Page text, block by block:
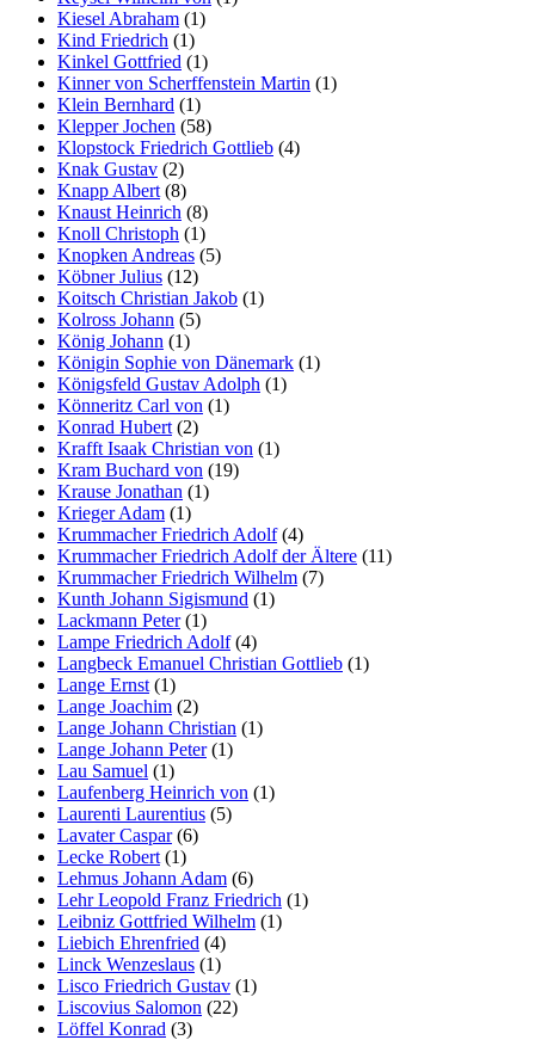
Kiesel Abraham (1)
Kind Friedrich (1)
Kinkel Gottfried (1)
Kinner von Scherffenstein Martin (1)
Klein Bernhard (1)
Klepper Jochen (58)
Klopstock Friedrich Gottlieb (4)
Knak Gustav (2)
Knapp Albert (8)
Knaust Heinrich (8)
Knoll Christoph (1)
Knopken Andreas (5)
Köbner Julius (12)
Koitsch Christian Jakob (1)
Kolross Johann (5)
König Johann (1)
Königin Sophie von Dänemark (1)
Königsfeld Gustav Adolph (1)
Könneritz Carl von (1)
Konrad Hubert (2)
Krafft Isaak Christian von (1)
Kram Buchard von (19)
Krause Jonathan (1)
Krieger Adam (1)
Krummacher Friedrich Adolf(4)
Krummacher Friedrich Adolf der Ältere (11)
Krummacher Friedrich Wilhelm (7)
Kunth Johann Sigismund (1)
Lackmann Peter(1)
Lampe Friedrich Adolf(4)
Langbeck Emanuel Christian Gottlieb (1)
Lange Ernst (1)
Lange Joachim (2)
Lange Johann Christian (1)
Lange Johann Peter(1)
Lau Samuel (1)
Laufenberg Heinrich von (1)
Laurenti Laurentius (5)
Lavater Caspar(6)
Lecke Robert (1)
Lehmus Johann Adam (6)
Lehr Leopold Franz Friedrich (1)
Leibniz Gottfried Wilhelm (1)
Liebich Ehrenfried (4)
Linck Wenzeslaus (1)
Lisco Friedrich Gustav (1)
Liscovius Salomon (22)
Löffel Konrad (3)